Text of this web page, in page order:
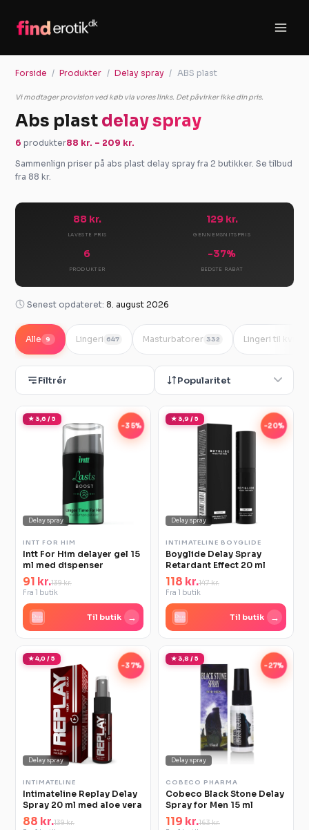
Forside Produkter Delay spray ABS plast
Vi modtager provision ved køb via vores links. Det påvirker ikke din pris.
Abs plast delay spray
6 produkter88 kr. – 209 kr.
Sammenlign priser på abs plast delay spray fra 2 butikker. Se tilbud
fra 88 kr.
88 kr.
LAVESTE PRIS
129 kr.
GENNEMSNITSPRIS
6
PRODUKTER
-37%
BEDSTE RABAT
Senest opdateret: 8. august 2026
Alle 9 Lingeri 647 Masturbatorer 332 Lingeri til
Filtrér Popularitet
★ 3,6 / 5
-35%
Delay spray
INTT FOR HIM
Intt For Him delayer gel 15
ml med dispenser
91 kr.139 kr.
Fra 1 butik
Til butik →
★ 3,9 / 5
-20%
Delay spray
INTIMATELINE BOYGLIDE
Boyglide Delay Spray
Retardant Effect 20 ml
118 kr.147 kr.
Fra 1 butik
Til butik →
★ 4,0 / 5
-37%
Delay spray
INTIMATELINE
Intimateline Replay Delay
Spray 20 ml med aloe vera
88 kr.139 kr.
★ 3,8 / 5
-27%
Delay spray
COBECO PHARMA
Cobeco Black Stone Delay
Spray for Men 15 ml
119 kr.163 kr.